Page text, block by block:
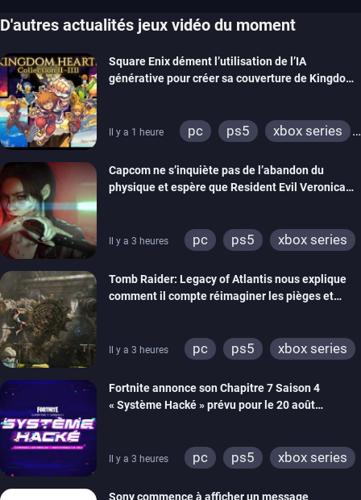
D'autres actualités jeux vidéo du moment
Square Enix dément l’utilisation de l’IA
générative pour créer sa couverture de Kingdom
Il y a 1 heure pc ps5
xbox series
Capcom ne s’inquiète pas de l’abandon du
physique et espère que Resident Evil Veronica
Il y a 3 heures pc ps5
xbox series
Tomb Raider: Legacy of Atlantis nous explique
comment il compte réimaginer les pièges et
Il y a 3 heures pc ps5
xbox series
Fortnite annonce son Chapitre 7 Saison 4
« Système Hacké » prévu pour le 20 août
Il y a 3 heures pc ps5
xbox series
Sony commence à afficher un message